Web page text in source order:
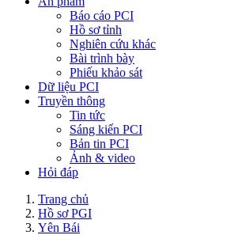
Báo cáo PCI
Hồ sơ tỉnh
Nghiên cứu khác
Bài trình bày
Phiếu khảo sát
Dữ liệu PCI
Truyền thông
Tin tức
Sáng kiến PCI
Bản tin PCI
Ảnh & video
Hỏi đáp
Trang chủ
Hồ sơ PGI
Yên Bái